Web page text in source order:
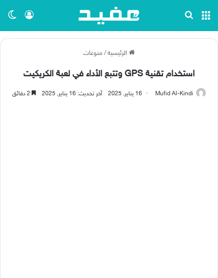
تسجيل القائمة
الرئيسية/ منوعات
استخدام تقنية GPS وتتبع الأداء في لعبة الكريكيت
Mufid Al-Kindi 16 يناير, 2025 آخر تحديث: 16 يناير, 2025